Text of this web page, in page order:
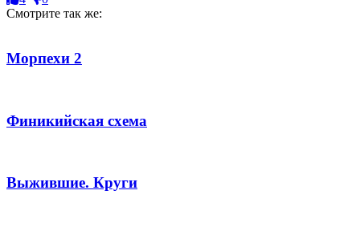
Смотрите так же:
Морпехи 2
Финикийская схема
Выжившие. Круги